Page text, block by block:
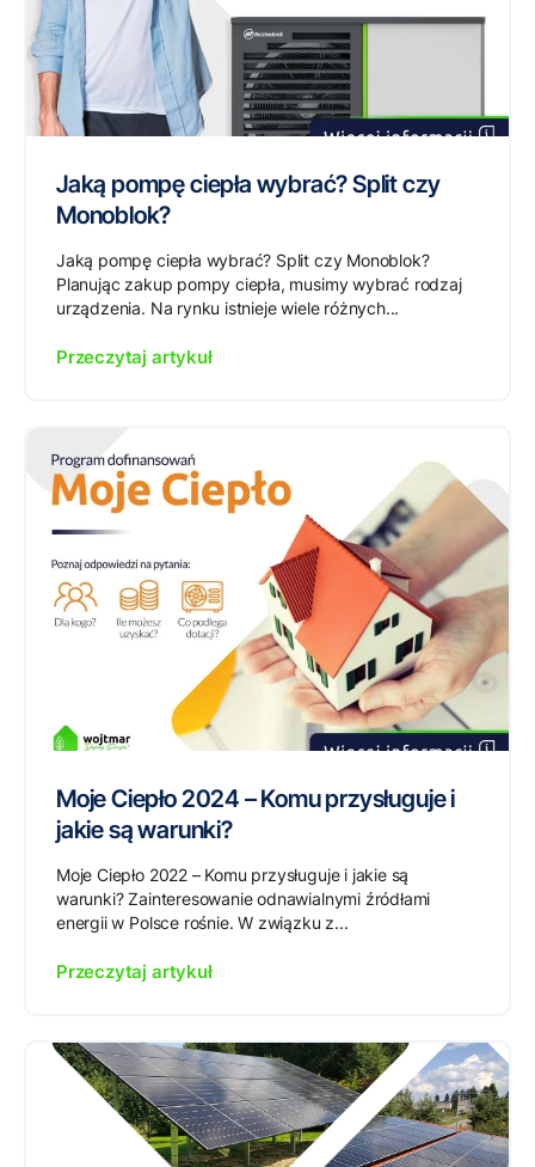
Jaką pompę ciepła wybrać? Split czy
Monoblok?
Jaką pompę ciepła wybrać? Split czy Monoblok?
Planując zakup pompy ciepła, musimy wybrać rodzaj
urządzenia. Na rynku istnieje wiele różnych...
Przeczytaj artykuł
Moje Ciepło 2024 – Komu przysługuje i
jakie są warunki?
Moje Ciepło 2022 – Komu przysługuje i jakie są
warunki? Zainteresowanie odnawialnymi źródłami
energii w Polsce rośnie. W związku z...
Przeczytaj artykuł